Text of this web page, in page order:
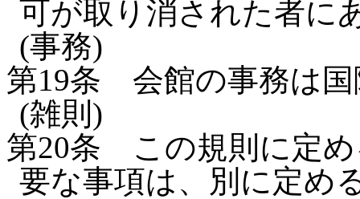
可が取り消された者に
(事務)
第19条 会館の事務は
(雑則)
第20条 この規則に定
要な事項は、別に定め